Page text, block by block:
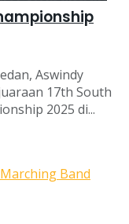
Aswindy
17th South
2025 di...